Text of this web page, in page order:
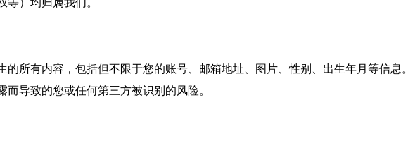
有内容，包括但不限于您的账号、邮箱地址、图片、性别、出生年月等信息。
导致的您或任何第三方被识别的风险。